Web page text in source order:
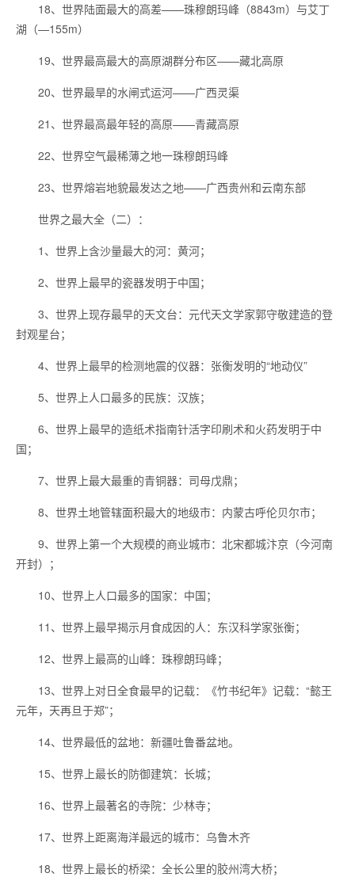
18、世界陆面最大的高差——珠穆朗玛峰（8843m）与艾丁
湖（—155m）
19、世界最高最大的高原湖群分布区——藏北高原
20、世界最旱的水闸式运河——广西灵渠
21、世界最高最年轻的高原——青藏高原
22、世界空气最稀薄之地一珠穆朗玛峰
23、世界熔岩地貌最发达之地——广西贵州和云南东部
世界之最大全（二）：
1、世界上含沙量最大的河：黄河；
2、世界上最早的瓷器发明于中国；
3、世界上现存最早的天文台：元代天文学家郭守敬建造的登
封观星台；
4、世界上最早的检测地震的仪器：张衡发明的“地动仪”
5、世界上人口最多的民族：汉族；
6、世界上最早的造纸术指南针活字印刷术和火药发明于中
国；
7、世界上最大最重的青铜器：司母戊鼎；
8、世界土地管辖面积最大的地级市：内蒙古呼伦贝尔市；
9、世界上第一个大规模的商业城市：北宋都城汴京（今河南
开封）；
10、世界上人口最多的国家：中国；
11、世界上最早揭示月食成因的人：东汉科学家张衡；
12、世界上最高的山峰：珠穆朗玛峰；
13、世界上对日全食最早的记载：《竹书纪年》记载：“懿王
元年，天再旦于郑”；
14、世界最低的盆地：新疆吐鲁番盆地。
15、世界上最长的防御建筑：长城；
16、世界上最著名的寺院：少林寺；
17、世界上距离海洋最远的城市：乌鲁木齐
18、世界上最长的桥梁：全长公里的胶州湾大桥；